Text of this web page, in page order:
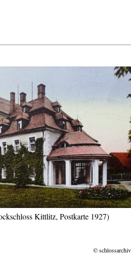
Kittlitz, Postkarte 1927)
©